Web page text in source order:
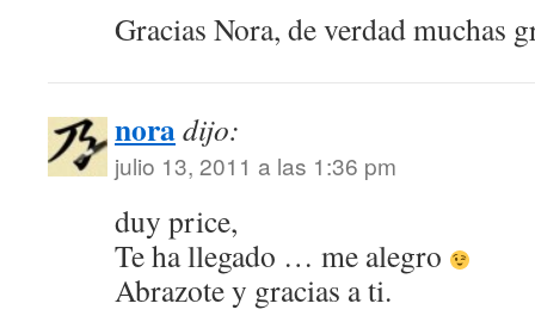
Gracias Nora, de verdad muchas
noradijo:
julio 13, 2011 a las 1:36 pm
duy price,
Te ha llegado … me alegro
Abrazote y gracias a ti.